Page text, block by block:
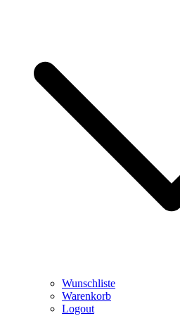
Wunschliste
Warenkorb
Logout